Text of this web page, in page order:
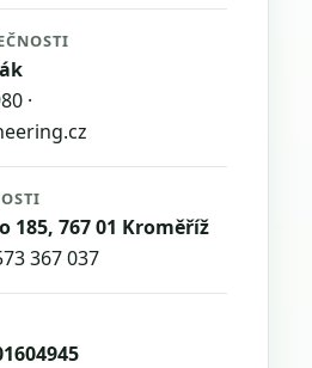
·
185, 767 01 Kroměříž
367 037